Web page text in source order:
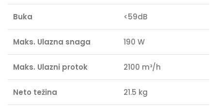
Buka <59dB
Maks. Ulazna snaga 190 W
Maks. Ulazni protok 2100 m³/h
Neto težina 21.5 kg